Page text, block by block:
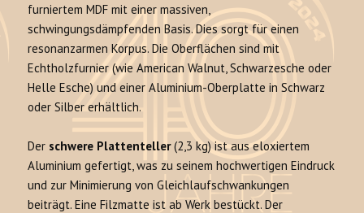
furniertem MDF mit einer massiven,
schwingungsdämpfenden Basis. Dies sorgt für einen
resonanzarmen Korpus. Die Oberflächen sind mit
Echtholzfurnier (wie American Walnut, Schwarzesche oder
Helle Esche) und einer Aluminium-Oberplatte in Schwarz
oder Silber erhältlich.
Der schwere Plattenteller(2,3 kg) ist aus eloxiertem
Aluminium gefertigt, was zu seinem hochwertigen Eindruck
und zur Minimierung von Gleichlaufschwankungen
beiträgt. Eine Filzmatte ist ab Werk bestückt. Der